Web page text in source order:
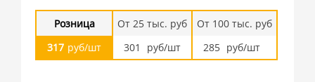
Розница
317 руб/шт
От 25 тыс. руб
301
руб/шт
От 100 тыс. руб
285 руб/шт